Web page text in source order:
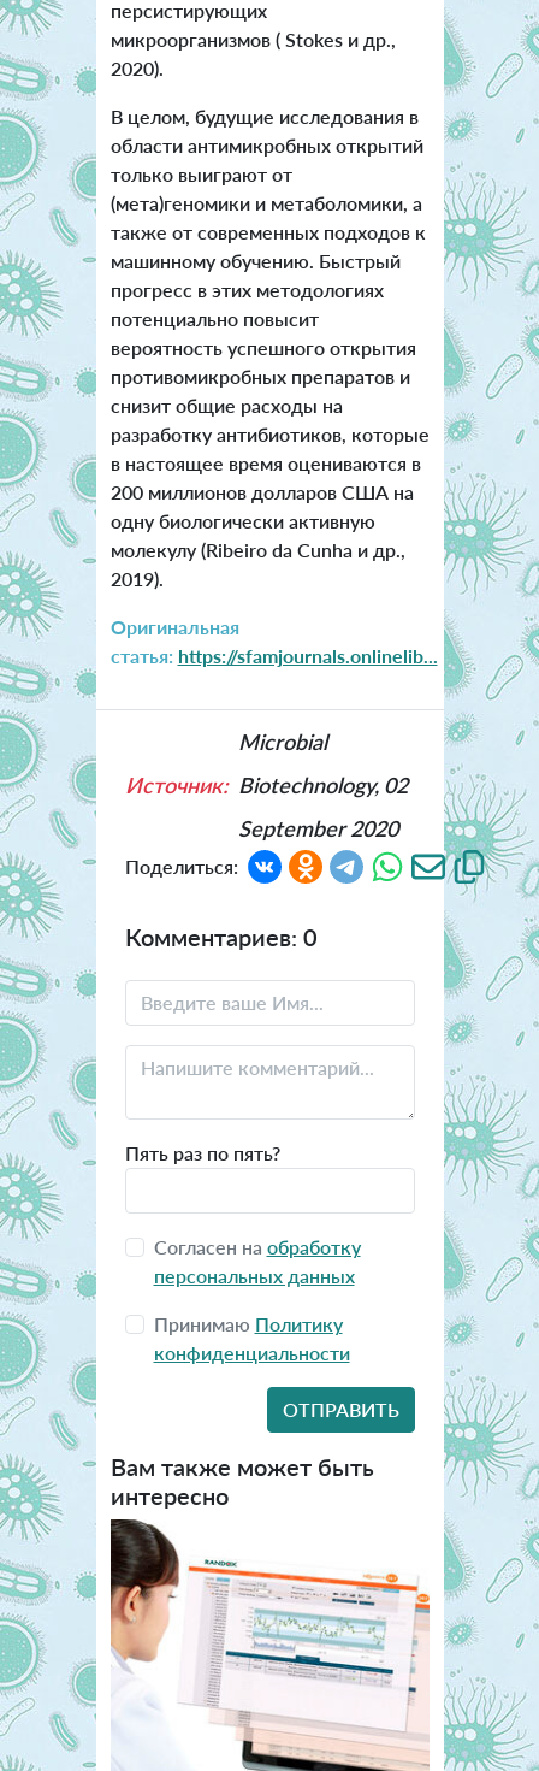
персистирующих
микроорганизмов ( Stokes и др.,
2020).
В целом, будущие исследования в
области антимикробных открытий
только выиграют от
(мета)геномики и метаболомики, а
также от современных подходов к
машинному обучению. Быстрый
прогресс в этих методологиях
потенциально повысит
вероятность успешного открытия
противомикробных препаратов и
снизит общие расходы на
разработку антибиотиков, которые
в настоящее время оцениваются в
200 миллионов долларов США на
одну биологически активную
молекулу (Ribeiro da Cunha и др.,
2019).
Оригинальная
статья: https://sfamjournals.onlinelib...
Источник:
Microbial
Biotechnology, 02
September 2020
Поделиться:
Комментариев: 0
Пять раз по пять?
Согласен на обработку
персональных данных
Принимаю Политику
конфиденциальности
Вам также может быть
интересно